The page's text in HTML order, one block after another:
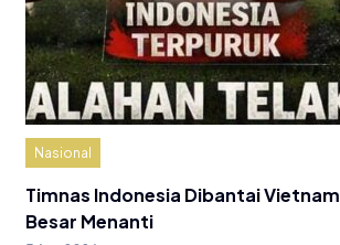
Nasional
Timnas Indonesia Dibantai
Besar Menanti